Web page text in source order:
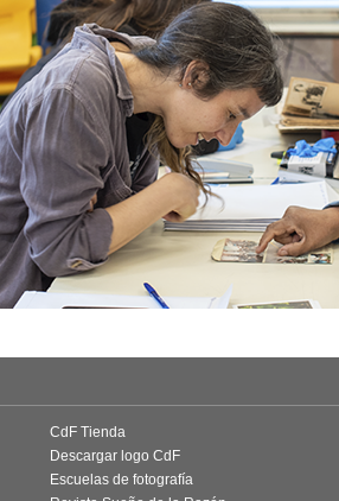
CdF Tienda
Descargar logo CdF
Escuelas de fotografía